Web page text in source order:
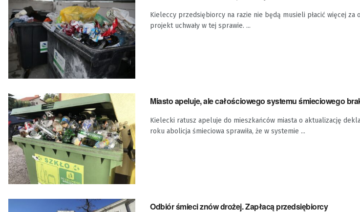
Kieleccy przedsiębiorcy na razie nie będą musieli płacić więcej za
projekt uchwały w tej sprawie. ...
Miasto apeluje, ale całościowego systemu śmieciowego
Kielecki ratusz apeluje do mieszkańców miasta o aktualizację
roku abolicja śmieciowa sprawiła, że w systemie ...
Odbiór śmieci znów drożej. Zapłacą przedsiębiorcy